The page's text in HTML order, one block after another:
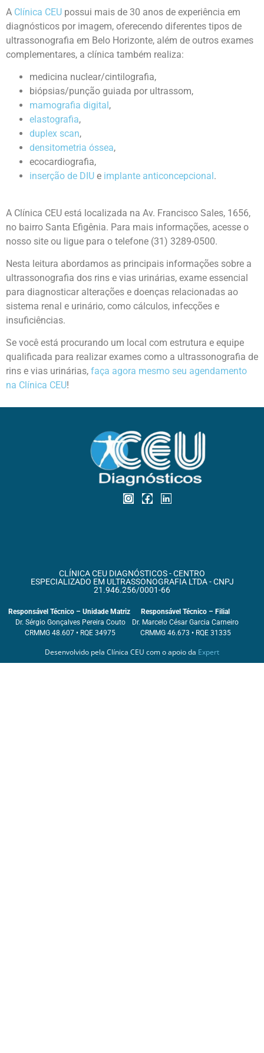
A Clínica CEU possui mais de 30 anos de experiência em
diagnósticos por imagem, oferecendo diferentes tipos de
ultrassonografia em Belo Horizonte, além de outros exames
complementares, a clínica também realiza:
medicina nuclear/cintilografia,
biópsias/punção guiada por ultrassom,
mamografia digital ,
elastografia,
duplex scan,
densitometria óssea,
ecocardiografia,
inserção de DIU e implante anticoncepcional .
A Clínica CEU está localizada na Av. Francisco Sales, 1656,
no bairro Santa Efigênia. Para mais informações, acesse o
nosso site ou ligue para o telefone (31) 3289-0500.
Nesta leitura abordamos as principais informações sobre a
ultrassonografia dos rins e vias urinárias, exame essencial
para diagnosticar alterações e doenças relacionadas ao
sistema renal e urinário, como cálculos, infecções e
insuficiências.
Se você está procurando um local com estrutura e equipe
qualificada para realizar exames como a ultrassonografia de
rins e vias urinárias, faça agora mesmo seu agendamento
na Clínica CEU!
CLÍNICA CEU DIAGNÓSTICOS - CENTRO
ESPECIALIZADO EM ULTRASSONOGRAFIA LTDA - CNPJ
21.946.256/0001-66
Responsável Técnico – Unidade Matriz
Dr. Sérgio Gonçalves Pereira Couto
CRMMG 48.607 • RQE 34975
Responsável Técnico – Filial
Dr. Marcelo César Garcia Carneiro
CRMMG 46.673 • RQE 31335
Desenvolvido pela Clínica CEU com o apoio da Expert